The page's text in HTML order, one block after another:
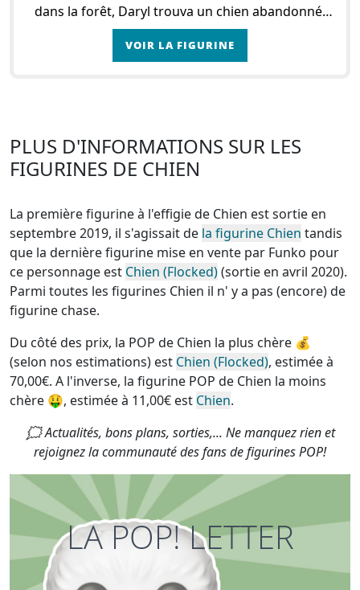
dans la forêt, Daryl trouva un chien abandonné.
Doté d’un grand cœur, Daryl décide de l’adopte
VOIR LA FIGURINE
PLUS D'INFORMATIONS SUR LES
FIGURINES DE CHIEN
La première figurine à l'effigie de Chien est sortie en
septembre 2019, il s'agissait de la figurine Chien tandis
que la dernière figurine mise en vente par Funko pour
ce personnage est Chien (Flocked)(sortie en avril 2020).
Parmi toutes les figurines Chien il n' y a pas (encore) de
figurine chase.
Du côté des prix, la POP de Chien la plus chère 💰
(selon nos estimations) est Chien (Flocked), estimée à
70,00€. A l'inverse, la figurine POP de Chien la moins
chère 🤑, estimée à 11,00€ est Chien.
🗯 Actualités, bons plans, sorties,... Ne manquez rien et
rejoignez la communauté des fans de figurines POP!
LA POP! LETTER